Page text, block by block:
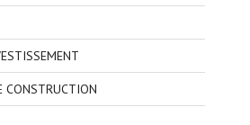
CONSTRUCTION